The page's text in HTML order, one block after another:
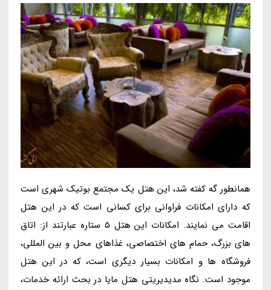
همانطور گه کفته شد، این هتل یک مجتمع بوتیک شهری است
که دارای امکانات فراوانی برای کسانی است که در این هتل
اقامت می نمایند. امکانات این هتل 5 ستاره عبارتند از: اتاق
های بزرگ، حمام های اختصاصی، غذاهای محل و بین المللی،
فروشگاه ها و امکانات بسیار دیگری است، که در این هتل
موجود است. نگاه مدیدیریتی هتل مایا در بحث ارائه خدمات،